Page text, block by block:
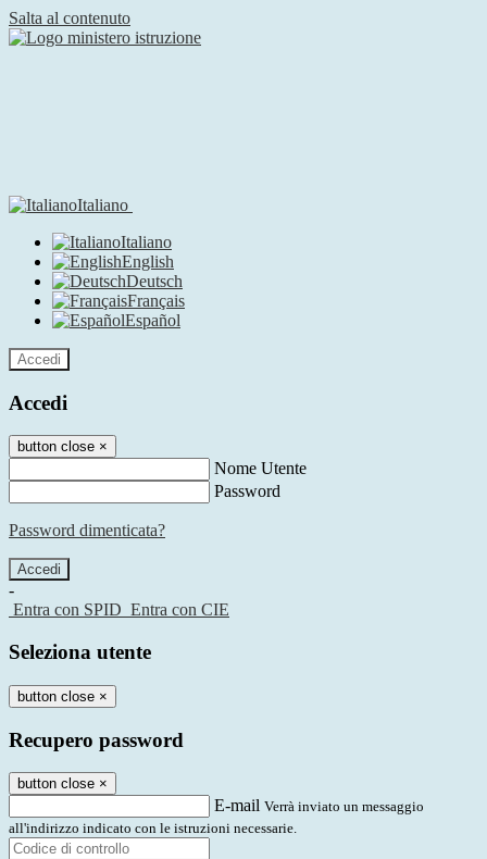
Salta al contenuto
Italiano
Italiano
English
Deutsch
Français
Español
Accedi
Accedi
button close ×
Nome Utente
Password
Password dimenticata?
-
Entra con SPID Entra con CIE
Seleziona utente
button close ×
Recupero password
button close ×
E-mail Verrà inviato un messaggio
all'indirizzo indicato con le istruzioni necessarie.